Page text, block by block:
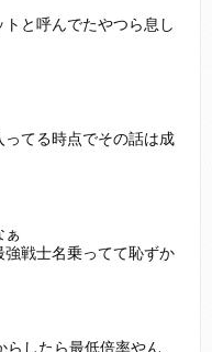
と呼んでたやつら息し
てる時点でその話は成
ぁ
戦士名乗ってて恥ずか
したら最低倍率やん、